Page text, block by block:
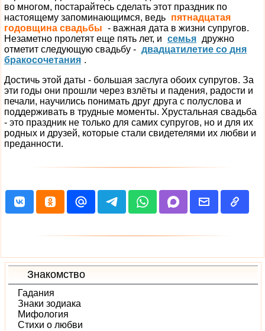
во многом, постарайтесь сделать этот праздник по
настоящему запоминающимся, ведь пятнадцатая
годовщина свадьбы - важная дата в жизни супругов.
Незаметно пролетят еще пять лет, и семья дружно
отметит следующую свадьбу - двадцатилетие со дня
бракосочетания .
Достичь этой даты - большая заслуга обоих супругов. За
эти годы они прошли через взлёты и падения, радости и
печали, научились понимать друг друга с полуслова и
поддерживать в трудные моменты. Хрустальная свадьба
- это праздник не только для самих супругов, но и для их
родных и друзей, которые стали свидетелями их любви и
преданности.
Знакомство
Гадания
Знаки зодиака
Мифология
Стихи о любви